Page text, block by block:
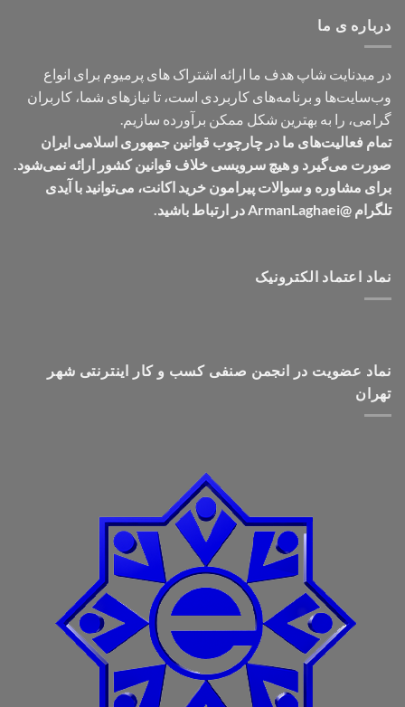
درباره ی ما
در میدنایت شاپ هدف ما ارائه اشتراک های پرمیوم برای انواع
وب‌سایت‌ها و برنامه‌های کاربردی است، تا نیازهای شما، کاربران
گرامی، را به بهترین شکل ممکن برآورده سازیم.
تمام فعالیت‌های ما در چارچوب قوانین جمهوری اسلامی ایران
صورت می‌گیرد و هیچ سرویسی خلاف قوانین کشور ارائه نمی‌شود.
برای مشاوره و سوالات پیرامون خرید اکانت، می‌توانید با آیدی
تلگرام @ArmanLaghaei در ارتباط باشید.
نماد اعتماد الکترونیک
نماد عضویت در انجمن صنفی کسب و کار اینترنتی شهر
تهران